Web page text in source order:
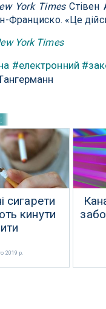
York TimesСтівен
Франциско. «Це
York Times
#електронний
сигарети
кинути
2019 р.